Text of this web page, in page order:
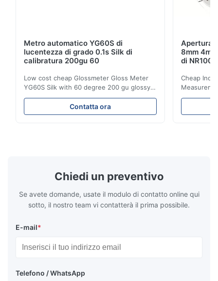
Metro automatico YG60S di
lucentezza di grado 0.1s Silk di
calibratura 200gu 60
Low cost cheap Glossmeter Gloss Meter
YG60S Silk with 60 degree 200 gu glossy
measurement YG60S 60° Economic Gloss
Meter can test material with gloss (0-
200Gu), and universally apply to paint, ink,
Contatta ora
Apertura
8mm
di NR100
Cheap
meter Silk
Precision
Chiedi un preventivo
Se avete domande, usate il modulo di contatto online qui
sotto, il nostro team vi contatterà il prima possibile.
E-mail*
Telefono / WhatsApp